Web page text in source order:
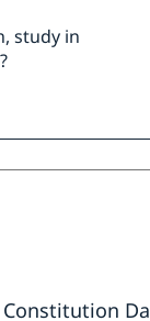
study in